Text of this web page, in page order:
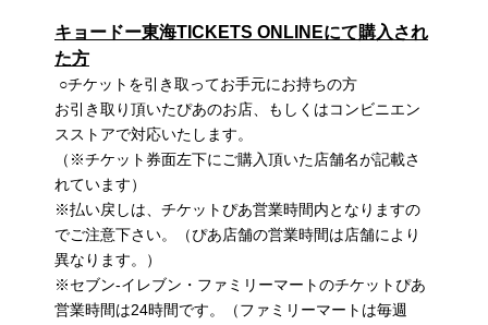
キョードー東海TICKETS ONLINEにて購入され
た方
○チケットを引き取ってお手元にお持ちの方
お引き取り頂いたぴあのお店、もしくはコンビニエン
スストアで対応いたします。
（※チケット券面左下にご購入頂いた店舗名が記載さ
れています）
※払い戻しは、チケットぴあ営業時間内となりますの
でご注意下さい。（ぴあ店舗の営業時間は店舗により
異なります。）
※セブン-イレブン・ファミリーマートのチケットぴあ
営業時間は24時間です。（ファミリーマートは毎週